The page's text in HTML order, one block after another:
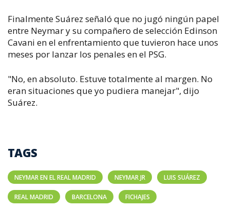
Finalmente Suárez señaló que no jugó ningún papel
entre Neymar y su compañero de selección Edinson
Cavani en el enfrentamiento que tuvieron hace unos
meses por lanzar los penales en el PSG.
"No, en absoluto. Estuve totalmente al margen. No
eran situaciones que yo pudiera manejar", dijo
Suárez.
TAGS
NEYMAR EN EL REAL MADRID NEYMAR JR LUIS SUÁREZ
REAL MADRID BARCELONA FICHAJES